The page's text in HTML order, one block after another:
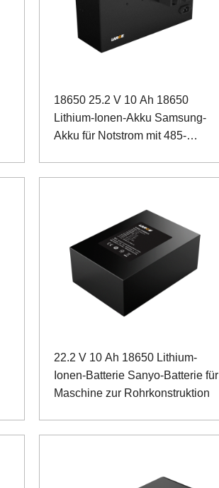
18650 25.2 V 10 Ah 18650
Lithium-Ionen-Akku Samsung-
Akku für Notstrom mit 485-
22.2 V 10 Ah 18650 Lithium-
Ionen-Batterie Sanyo-Batterie für
Maschine zur Rohrkonstruktion